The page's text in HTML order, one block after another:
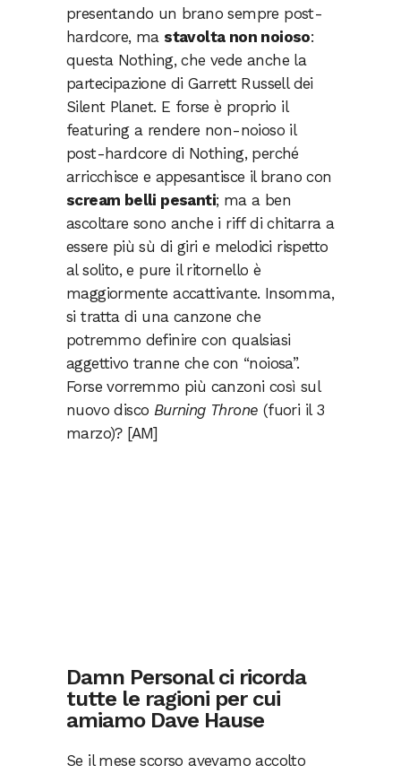
presentando un brano sempre post-
hardcore, ma stavolta non noioso:
questa Nothing, che vede anche la
partecipazione di Garrett Russell dei
Silent Planet. E forse è proprio il
featuring a rendere non-noioso il
post-hardcore di Nothing, perché
arricchisce e appesantisce il brano con
scream belli pesanti; ma a ben
ascoltare sono anche i riff di chitarra a
essere più sù di giri e melodici rispetto
al solito, e pure il ritornello è
maggiormente accattivante. Insomma,
si tratta di una canzone che
potremmo definire con qualsiasi
aggettivo tranne che con “noiosa”.
Forse vorremmo più canzoni così sul
nuovo disco Burning Throne (fuori il 3
marzo)? [AM]
Damn Personal ci ricorda
tutte le ragioni per cui
amiamo Dave Hause
Se il mese scorso avevamo accolto